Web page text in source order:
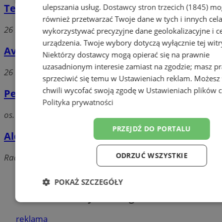
Tesco
26 Marca, 44-300 Wodzisław Śląski
Avans
26 Marca 94, 44-300 Wodzisław Śląski
Pepco Poland Sp.zo.o.
os. XXX-lecia PRL, 44-286 Wodzisław Śląski
Aldi Sp.zo.o.
Radlińska, 44-300 Wodzisław Śląski
Dodaj firmę
Pozostałe firmy w kategorii
reklama
ulepszania usług. Dostawcy stron trzecich (1845)
również przetwarzać Twoje dane w tych i innych
wykorzystywać precyzyjne dane geolokalizacyjne i
urządzenia. Twoje wybory dotyczą wyłącznie tej
Niektórzy dostawcy mogą opierać się na prawnie
uzasadnionym interesie zamiast na zgodzie; masz
sprzeciwić się temu w Ustawieniach reklam.
chwili wycofać swoją zgodę w Ustawieniach plików
Polityka prywatności
PRZEJDŹ DO PORTALU
ODRZUĆ WSZYSTKIE
POKAŻ SZCZEGÓŁY
Niezbędne Wydajność